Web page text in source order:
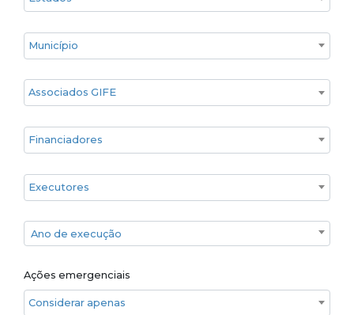
Cidade
Associados GIFE
Financiadores
Executores
Ano de execução
Ano de execução
Ações emergenciais
Considerar apenas ações emergenciais